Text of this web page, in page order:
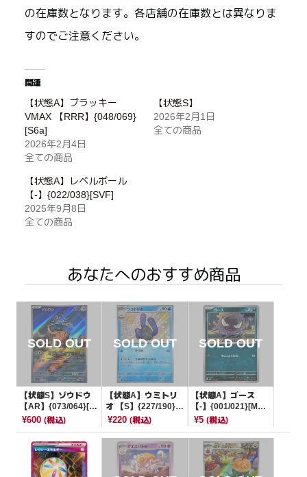
の在庫数となります。各店舗の在庫数とは異なりま
すのでご注意ください。
関連
【状態A】ブラッキー
VMAX 【RRR】{048/069}
[S6a]
2026年2月4日
全ての商品
【状態S】
2026年2月1日
全ての商品
【状態A】レベルボール
【-】{022/038}[SVF]
2025年9月8日
全ての商品
あなたへのおすすめ商品
【状態S】ゾウドウ
【AR】{073/064}[S
V6a]
¥600 (税込)
【状態A】ウミトリ
オ 【S】{227/190}[S
V4a]
¥220(税込)
【状態A】ゴース
【-】{001/021}[MB
G]
¥5 (税込)